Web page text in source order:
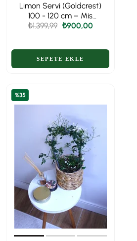
Limon Servi (Goldcrest)
100 - 120 cm – Mis
Kokulu & Parlak Sarı
₺900,00
₺1.399,99
%35